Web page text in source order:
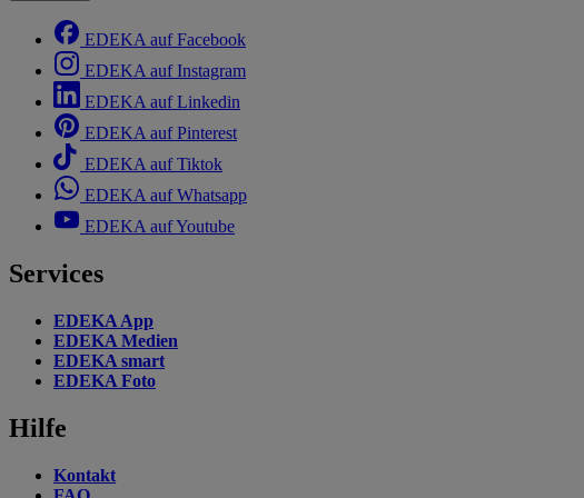
EDEKA auf Facebook
EDEKA auf Instagram
EDEKA auf Linkedin
EDEKA auf Pinterest
EDEKA auf Tiktok
EDEKA auf Whatsapp
EDEKA auf Youtube
Services
EDEKA App
EDEKA Medien
EDEKA smart
EDEKA Foto
Hilfe
Kontakt